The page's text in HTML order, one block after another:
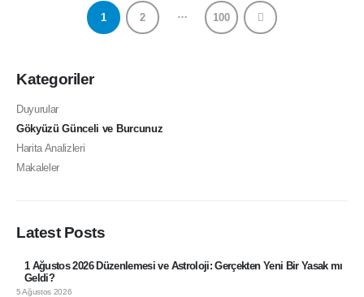
1 2 … 100
Kategoriler
Duyurular
Gökyüzü Günceli ve Burcunuz
Harita Analizleri
Makaleler
Latest Posts
1 Ağustos 2026 Düzenlemesi ve Astroloji: Gerçekten Yeni Bir Yasak mı
Geldi?
5 Ağustos 2026